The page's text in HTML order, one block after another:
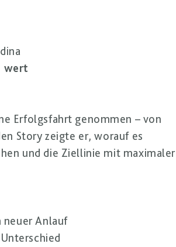
wert
Erfolgsfahrt genommen – von
Story zeigte er, worauf es
und die Ziellinie mit maximaler
neuer Anlauf